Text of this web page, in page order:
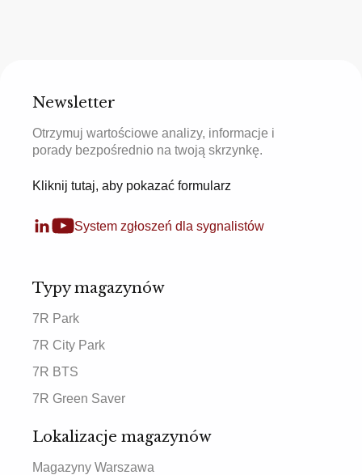
Newsletter
Otrzymuj wartościowe analizy, informacje i
porady bezpośrednio na twoją skrzynkę.
Kliknij tutaj, aby pokazać formularz
System zgłoszeń dla sygnalistów
Typy magazynów
7R Park
7R City Park
7R BTS
7R Green Saver
Lokalizacje magazynów
Magazyny Warszawa